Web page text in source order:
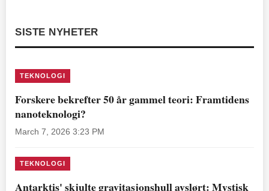
SISTE NYHETER
TEKNOLOGI
Forskere bekrefter 50 år gammel teori: Framtidens
nanoteknologi?
March 7, 2026 3:23 PM
TEKNOLOGI
Antarktis' skjulte gravitasjonshull avslørt: Mystisk